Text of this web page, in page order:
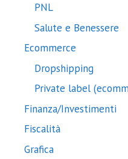
PNL
Salute e Benessere
Ecommerce
Dropshipping
Private label
Finanza/Investimenti
Fiscalità
Grafica